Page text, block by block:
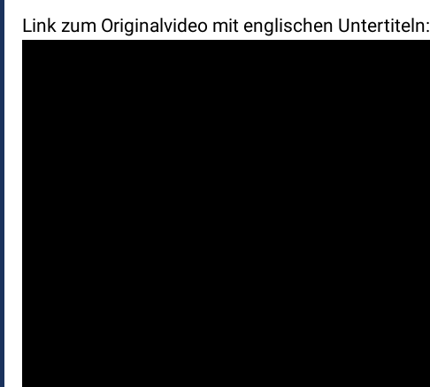
Link zum Originalvideo mit englischen Untertiteln: